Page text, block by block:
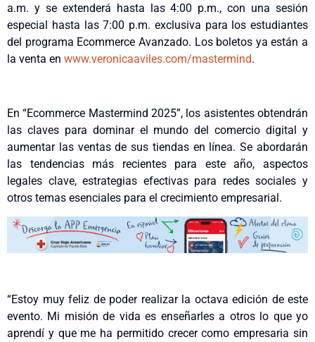
a.m. y se extenderá hasta las 4:00 p.m., con una sesión
especial hasta las 7:00 p.m. exclusiva para los estudiantes
del programa Ecommerce Avanzado. Los boletos ya están a
la venta en www.veronicaaviles.com/mastermind.
En “Ecommerce Mastermind 2025”, los asistentes obtendrán
las claves para dominar el mundo del comercio digital y
aumentar las ventas de sus tiendas en línea. Se abordarán
las tendencias más recientes para este año, aspectos
legales clave, estrategias efectivas para redes sociales y
otros temas esenciales para el crecimiento empresarial.
“Estoy muy feliz de poder realizar la octava edición de este
evento. Mi misión de vida es enseñarles a otros lo que yo
aprendí y que me ha permitido crecer como empresaria sin